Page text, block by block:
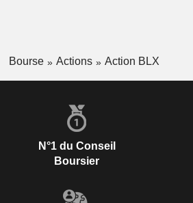
Bourse Actions Action BLX
N°1 du Conseil
Boursier